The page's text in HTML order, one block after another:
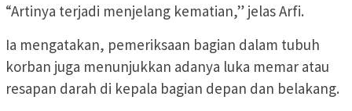
“Artinya terjadi menjelang kematian,” jelas Arfi.
Ia mengatakan, pemeriksaan bagian dalam tubuh
korban juga menunjukkan adanya luka memar atau
resapan darah di kepala bagian depan dan belakang.